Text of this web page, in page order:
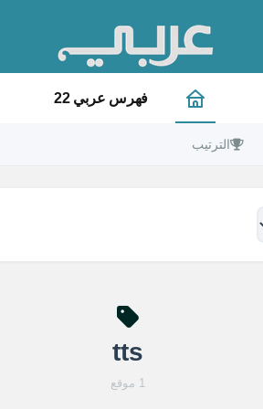
فهرس عربي 22
الترتيب
tts
1 موقع